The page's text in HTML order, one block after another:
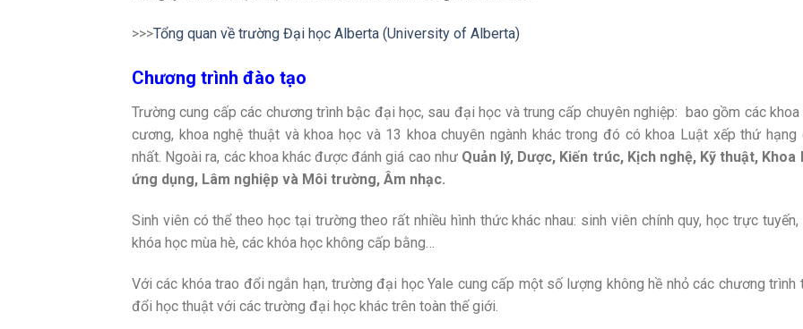
>>>Tổng quan về trường Đại học Alberta (University of Alberta)
Chương trình đào tạo
Trường cung cấp các chương trình bậc đại học, sau đại học và trung cấp chuyên nghiệp: bao gồm các
cương, khoa nghệ thuật và khoa học và 13 khoa chuyên ngành khác trong đó có khoa Luật xếp thứ hạng
nhất. Ngoài ra, các khoa khác được đánh giá cao như Quản lý, Dược, Kiến trúc, Kịch nghệ, Kỹ thuật, Khoa
ứng dụng, Lâm nghiệp và Môi trường, Âm nhạc.
Sinh viên có thể theo học tại trường theo rất nhiều hình thức khác nhau: sinh viên chính quy, học trực tuyến,
khóa học mùa hè, các khóa học không cấp bằng…
Với các khóa trao đổi ngắn hạn, trường đại học Yale cung cấp một số lượng không hề nhỏ các chương trình
đổi học thuật với các trường đại học khác trên toàn thế giới.